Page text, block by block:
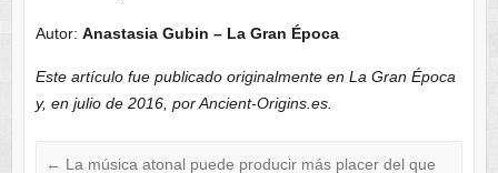
Autor: Anastasia Gubin – La Gran Época
Este artículo fue publicado originalmente en La Gran Época
y, en julio de 2016, por Ancient-Origins.es.
← La música atonal puede producir más placer del que